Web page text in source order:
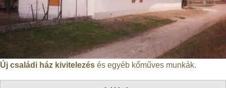
Új családi ház kivitelezés és egyéb kőműves munkák.